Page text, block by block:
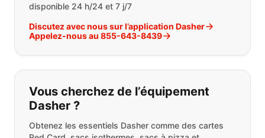
disponible 24 h/24 et 7 j/7
Discutez avec nous sur l’application Dasher
Appelez-nous au 855-643-8439
Vous cherchez de l’équipement
Dasher ?
Obtenez les essentiels Dasher comme des cartes